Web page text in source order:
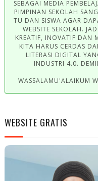
SEBAGAI MEDIA
PIMPINAN SEKOLAH
TU DAN SISWA AGAR
WEBSITE SEKOLAH.
KREATIF, INOVATIF DAN
KITA HARUS CERDAS
LITERASI DIGITAL
INDUSTRI 4.0.
WASSALAMU'ALAIKUM
WEBSITE GRATIS